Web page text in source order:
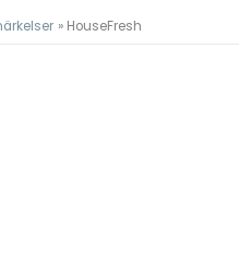
HouseFresh